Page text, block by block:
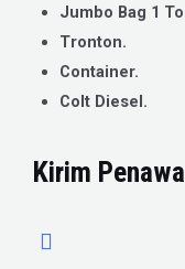
Jumbo Bag 1
Tronton.
Container.
Colt Diesel.
Kirim